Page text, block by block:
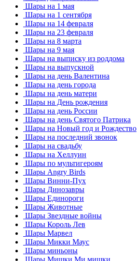
Шары на 1 мая
Шары на 1 сентября
Шары на 14 февраля
Шары на 23 февраля
Шары на 8 марта
Шары на 9 мая
Шары на выписку из роддома
Шары на выпускной
Шары на день Валентина
Шары на день города
Шары на день матери
Шары на День рождения
Шары на день России
Шары на день Святого Патрика
Шары на Новый год и Рождество
Шары на последний звонок
Шары на свадьбу
Шары на Хеллуин
Шары по мультигероям
Шары Angry Birds
Шары Винни-Пух
Шары Динозавры
Шары Единороги
Шары Животные
Шары Звездные войны
Шары Король Лев
Шары Марвел
Шары Микки Маус
Шары миньоны
Шары Мишки Ми мишки